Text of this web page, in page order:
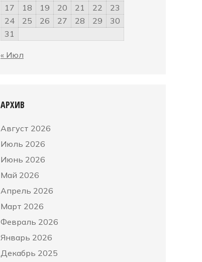
17
18 19 20 21 22
23
24
25 26 27 28 29
30
31
« Июл
АРХИВ
Август 2026
Июль 2026
Июнь 2026
Май 2026
Апрель 2026
Март 2026
Февраль 2026
Январь 2026
Декабрь 2025